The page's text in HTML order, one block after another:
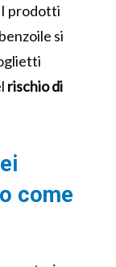
I prodotti
si
rischio di
come